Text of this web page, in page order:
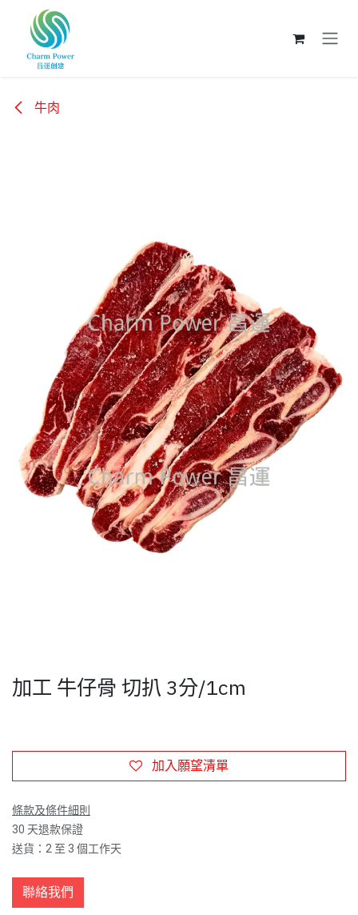
跳至內容
牛肉
加工 牛仔骨 切扒 3分/1cm
加入願望清單
條款及條件細則
30 天退款保證
送貨：2 至 3 個工作天
聯絡我們